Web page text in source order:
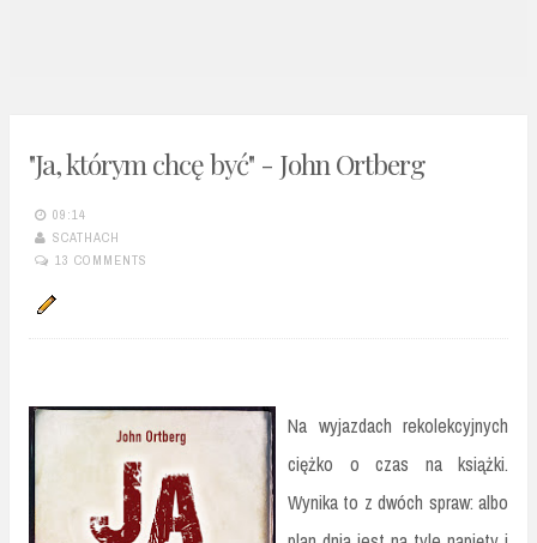
"Ja, którym chcę być" - John Ortberg
09:14
SCATHACH
13 COMMENTS
Na wyjazdach rekolekcyjnych
ciężko o czas na książki.
Wynika to z dwóch spraw: albo